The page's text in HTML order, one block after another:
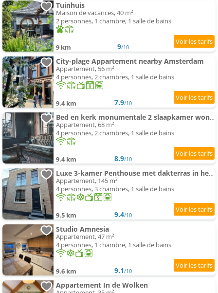
Tuinhuis
Maison de vacances, 40 m²
2 personnes, 1 chambre, 1 salle de bains
9 km 9/10
City-plage Appartement nearby Amsterdam
Appartement, 56 m²
4 personnes, 2 chambres, 1 salle de bains
9.4 km 7.9/10
Bed en kerk monumentale 2 slaapkamer woning
Appartement, 68 m²
4 personnes, 2 chambres, 1 salle de bains
9.4 km 8.9/10
Luxe 3-kamer Penthouse met dakterras in het centrum van Hoorn
Appartement, 145 m²
4 personnes, 3 chambres, 1 salle de bains
9.5 km 9.4/10
Studio Amnesia
Appartement, 47 m²
4 personnes, 1 chambre, 1 salle de bains
9.6 km 9.1/10
Appartement In de Wolken